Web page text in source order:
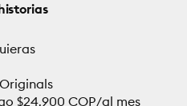
$24,900 COP/al mes